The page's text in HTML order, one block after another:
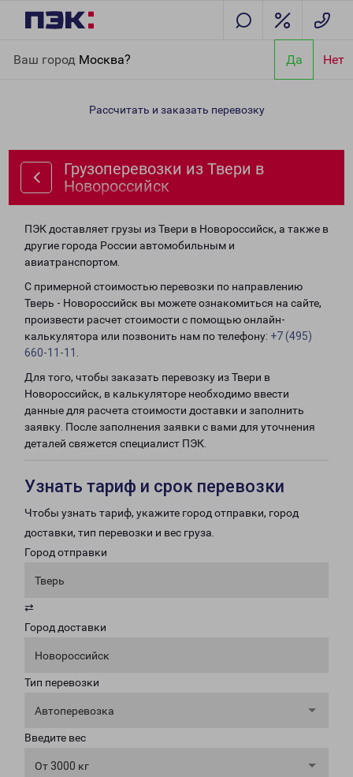
Ваш город Москва? Да Нет
Новороссийск
Рассчитать и заказать перевозку
Грузоперевозки из Твери в
Новороссийск
ПЭК доставляет грузы из Твери в Новороссийск, а также в
другие города России автомобильным и
авиатранспортом.
С примерной стоимостью перевозки по направлению
Тверь - Новороссийск вы можете ознакомиться на сайте,
произвести расчет стоимости с помощью онлайн-
калькулятора или позвонить нам по телефону: +7 (495)
660-11-11
Для того, чтобы заказать перевозку из Твери в
Новороссийск, в калькуляторе необходимо ввести
данные для расчета стоимости доставки и заполнить
заявку. После заполнения заявки с вами для уточнения
деталей свяжется специалист ПЭК.
Узнать тариф и срок перевозки
Чтобы узнать тариф, укажите город отправки, город
доставки, тип перевозки и вес груза.
Город отправки
Тверь
⇄
Город доставки
Новороссийск
Тип перевозки
Автоперевозка
Введите вес
От 3000 кг